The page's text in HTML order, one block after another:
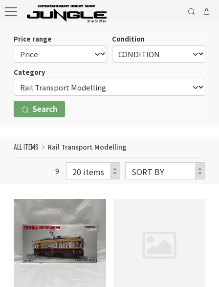
Price range Condition
Category
Search
ALL ITEMS Rail Transport Modelling
9